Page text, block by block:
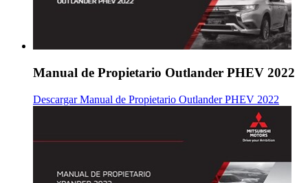
Manual de Propietario Outlander PHEV 2022
Descargar Manual de Propietario Outlander PHEV 2022